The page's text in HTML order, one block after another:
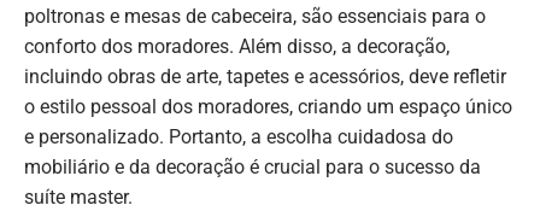
poltronas e mesas de cabeceira, são essenciais para o
conforto dos moradores. Além disso, a decoração,
incluindo obras de arte, tapetes e acessórios, deve refletir
o estilo pessoal dos moradores, criando um espaço único
e personalizado. Portanto, a escolha cuidadosa do
mobiliário e da decoração é crucial para o sucesso da
suíte master.